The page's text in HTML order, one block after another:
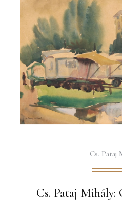
Cs. Pataj
Cs. Pataj